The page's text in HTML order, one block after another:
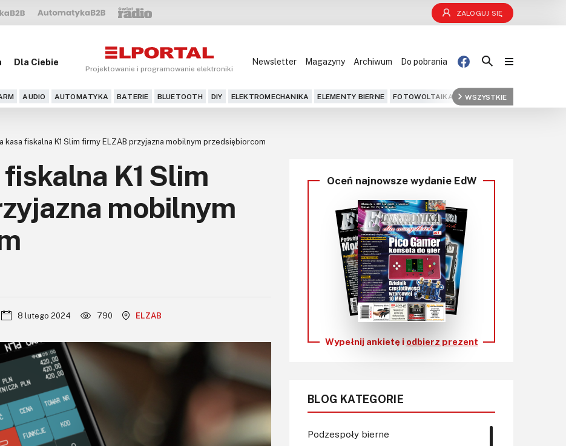
ZALOGUJ SIĘ
Dla Ciebie
Projektowanie i programowanie elektroniki
Newsletter Magazyny Archiwum Do pobrania
AUDIO AUTOMATYKA BATERIE BLUETOOTH DIY ELEKTROMECHANIKA ELEMENTY BIERNE FOTOWOLTAIKA FPGA GPS
WSZYSTKIE
Blog
DIY+
Czytelnia
Dla Ciebie
KITy AVT
Kontakt
Do pobrania
kasa fiskalna K1 Slim firmy ELZAB przyjazna mobilnym przedsiębiorcom
K1 Slim
mobilnym
8 lutego 2024 790 ELZAB
Oceń najnowsze wydanie EdW
Wypełnij ankietę i odbierz prezent
BLOG KATEGORIE
Podzespoły bierne